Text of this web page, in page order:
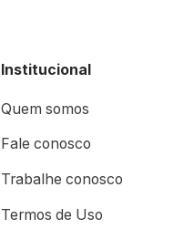
Institucional
Quem somos
Fale conosco
Trabalhe conosco
Termos de Uso